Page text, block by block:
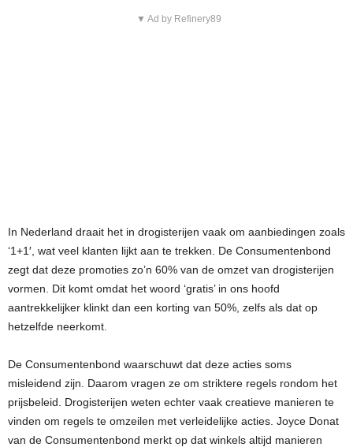
▼ Ad by Refinery89
In Nederland draait het in drogisterijen vaak om aanbiedingen zoals
‘1+1′, wat veel klanten lijkt aan te trekken. De Consumentenbond
zegt dat deze promoties zo’n 60% van de omzet van drogisterijen
vormen. Dit komt omdat het woord ‘gratis’ in ons hoofd
aantrekkelijker klinkt dan een korting van 50%, zelfs als dat op
hetzelfde neerkomt.
De Consumentenbond waarschuwt dat deze acties soms
misleidend zijn. Daarom vragen ze om striktere regels rondom het
prijsbeleid. Drogisterijen weten echter vaak creatieve manieren te
vinden om regels te omzeilen met verleidelijke acties. Joyce Donat
van de Consumentenbond merkt op dat winkels altijd manieren